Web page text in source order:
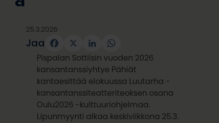
25.3.2026
Jaa Facebook
X LinkedInWhatsApp
Pispalan Sottiisin vuoden 2026
kansantanssiyhtye Pähiät
kantaesittää elokuussa Luutarha -
kansantanssiteatteriteoksen osana
Oulu2026 -kulttuuriohjelmaa.
Lipunmyynti alkaa keskiviikkona 25.3.